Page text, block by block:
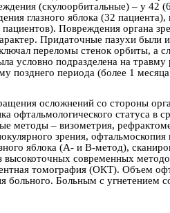
(скулоорбитальные) – у 42
глазного яблока (32
Повреждения органа
Придаточные пазухи были
переломы стенок орбиты, а
условно подразделена на
позднего периода (более 1
осложнений со стороны
офтальмологического статуса в
методы – визометрия,
зрения,
яблока (А- и В-метод),
современных
томография (ОКТ). Объем
больного. Больным с угнетением